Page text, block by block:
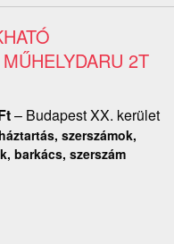
2T
– Budapest XX. kerület
szerszámok,
barkács, szerszám